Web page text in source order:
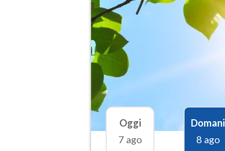
Oggi
7 ago
Domani
8 ago